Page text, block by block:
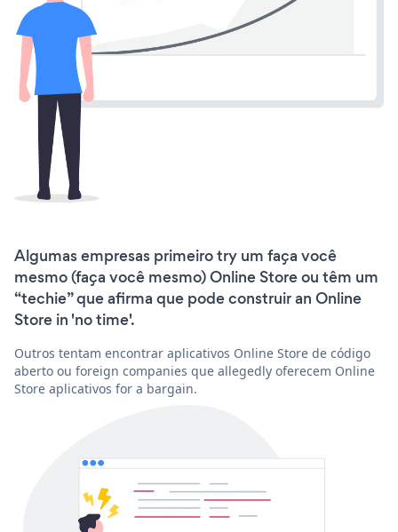
Algumas empresas primeiro try um faça você
mesmo (faça você mesmo) Online Store ou têm um
“techie” que afirma que pode construir an Online
Store in 'no time'.
Outros tentam encontrar aplicativos Online Store de código
aberto ou foreign companies que allegedly oferecem Online
Store aplicativos for a bargain.